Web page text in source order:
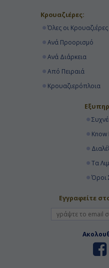
Κρουαζιέρες:
Όλες οι Κρουαζιέρες
Ανά Προορισμό
Ανά Διάρκεια
Από Πειραιά
Κρουαζιερόπλοια
Know
Τα
Όροι
Εγγραφείτε